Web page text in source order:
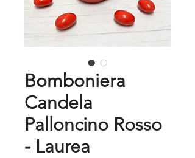
Bomboniera
Candela
Palloncino Rosso
- Laurea